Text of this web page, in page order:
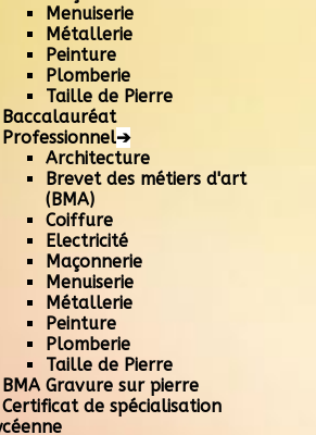
Menuiserie
Métallerie
Peinture
Plomberie
Taille de Pierre
Baccalauréat
Professionnel➔
Architecture
Brevet des métiers d'art
(BMA)
Coiffure
Electricité
Maçonnerie
Menuiserie
Métallerie
Peinture
Plomberie
Taille de Pierre
BMA Gravure sur pierre
Certificat de spécialisation